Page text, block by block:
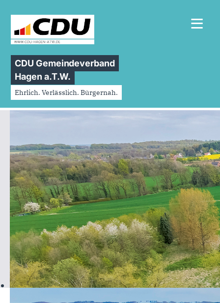
CDU Gemeindeverband
Hagen a.T.W.
Ehrlich. Verlässlich. Bürgernah.
≡